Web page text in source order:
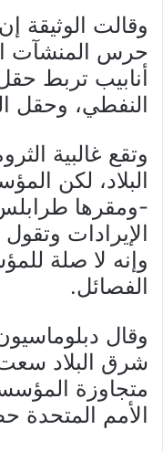
وقالت الوثيقة
حرس المنشآت
أنابيب تربط
النفطي، وحقل
وتقع غالبية
البلاد، لكن
-ومقرها
الإيرادات وتقول
وإنه لا صلة
الفصائل.
وقال
شرق البلاد
متجاوزة
الأمم